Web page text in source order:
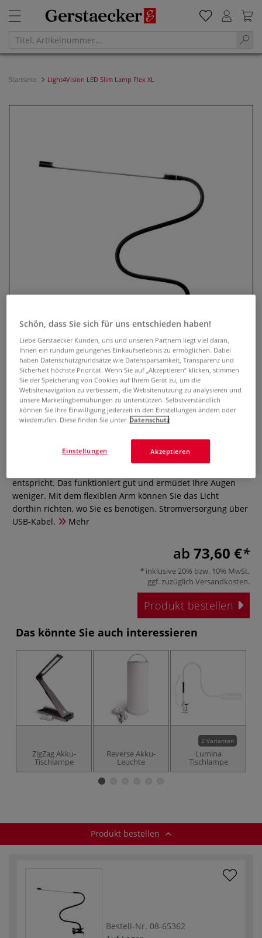
Startseite Light4Vision LED Slim Lamp Flex XL
Light4Vision LED Slim Lamp Flex
XL
Die dimmbaren LEDs dieser schlanken Klemmleuchte
entspricht. Das funktioniert gut und ermüdet Ihre Augen
weniger. Mit dem flexiblen Arm können Sie das Licht
dorthin richten, wo Sie es benötigen. Stromversorgung über
USB-Kabel.
Mehr
ab 73,60 €
inklusive 20% bzw. 10% MwSt,
ggf. zuzüglich Versandkosten.
Produkt bestellen
Das könnte Sie auch interessieren
ZigZag Akku-
Tischlampe
Reverse Akku-
Leuchte
2 Varianten
Lumina
Tischlampe
Produkt bestellen
Bestell-Nr. 08-65362
Schön, dass Sie sich für uns entschieden haben!
Liebe Gerstaecker Kunden, uns und unseren Partnern liegt viel daran,
Ihnen ein rundum gelungenes Einkaufserlebnis zu ermöglichen. Dabei
haben Datenschutzgrundsätze wie Datensparsamkeit, Transparenz und
Sicherheit höchste Priorität. Wenn Sie auf „Akzeptieren“ klicken, stimmen
Sie der Speicherung von Cookies auf Ihrem Gerät zu, um die
Websitenavigation zu verbessern, die Websitenutzung zu analysieren und
unsere Marketingbemühungen zu unterstützen. Selbstverständlich
können Sie Ihre Einwilligung jederzeit in den Einstellungen ändern oder
wiederrufen. Diese finden Sie unter Datenschutz
Akzeptieren
Einstellungen